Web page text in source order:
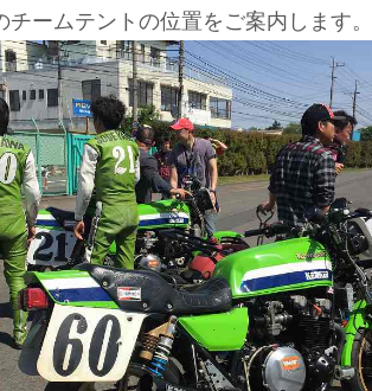
チームテントの位置をご案内します。